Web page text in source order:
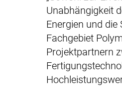
Unabhängigkeit
Energien und
Fachgebiet
Projektpartnern